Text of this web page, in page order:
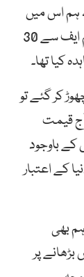
ہم اس میں
کامیاب ہوجائیں گے، سابق حکومت نے آئی ایم ایف سے 30
کیا تھا۔
کر گئے تو
سے 85 ڈالر تھا آج قیمت
اس کے باوجود
کے اعتبار
بھی
پر